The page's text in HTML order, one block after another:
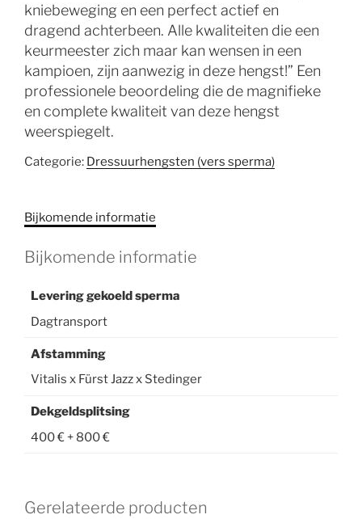
kniebeweging en een perfect actief en
dragend achterbeen. Alle kwaliteiten die een
keurmeester zich maar kan wensen in een
kampioen, zijn aanwezig in deze hengst!” Een
professionele beoordeling die de magnifieke
en complete kwaliteit van deze hengst
weerspiegelt.
Categorie: Dressuurhengsten (vers sperma)
Bijkomende informatie
Bijkomende informatie
Levering gekoeld sperma
Dagtransport
Afstamming
Vitalis x Fürst Jazz x Stedinger
Dekgeldsplitsing
400 € + 800 €
Gerelateerde producten